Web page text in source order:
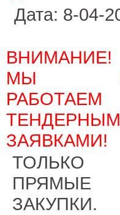
Дата: 8-04-
ВНИМАНИЕ!
МЫ
ЗАЯВКАМИ!
ТОЛЬКО
ПРЯМЫЕ
ЗАКУПКИ.